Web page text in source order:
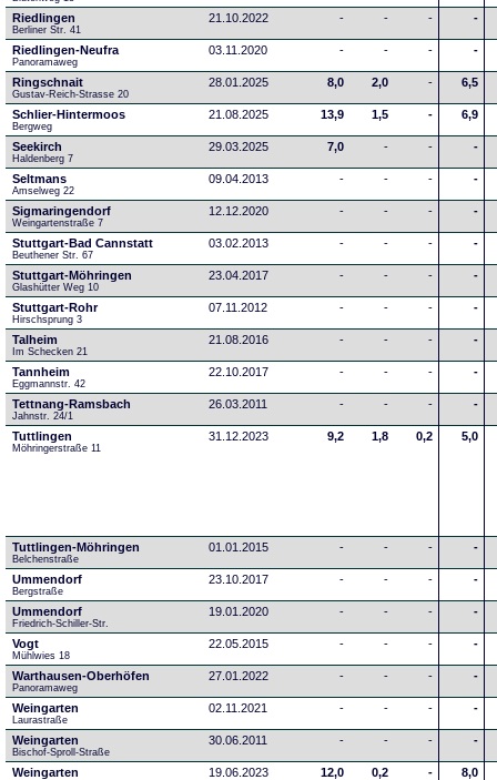
Riedlingen
Berliner Str. 41
21.10.2022 - - - -
Riedlingen-Neufra
Panoramaweg
03.11.2020 - - - -
Ringschnait
Gustav-Reich-Strasse 20
28.01.2025 8,0 2,0 - 6,5
Schlier-Hintermoos
Bergweg
21.08.2025 13,9 1,5 - 6,9
Seekirch
Haldenberg 7
29.03.2025 7,0 - - -
Seltmans
Amselweg 22
09.04.2013 - - - -
Sigmaringendorf
Weingartenstraße 7
12.12.2020 - - - -
Stuttgart-Bad Cannstatt
Beuthener Str. 67
03.02.2013 - - - -
Stuttgart-Möhringen
Glashütter Weg 10
23.04.2017 - - - -
Stuttgart-Rohr
Hirschsprung 3
07.11.2012 - - - -
Talheim
Im Schecken 21
21.08.2016 - - - -
Tannheim
Eggmannstr. 42
22.10.2017 - - - -
Tettnang-Ramsbach
Jahnstr. 24/1
26.03.2011 - - - -
Tuttlingen
Möhringerstraße 11
31.12.2023 9,2 1,8 0,2 5,0
Tuttlingen-Möhringen
Belchenstraße
01.01.2015 - - - -
Ummendorf
Bergstraße
23.10.2017 - - - -
Ummendorf
Friedrich-Schiller-Str.
19.01.2020 - - - -
Vogt
Mühlwies 18
22.05.2015 - - - -
Warthausen-Oberhöfen
Panoramaweg
27.01.2022 - - - -
Weingarten
Laurastraße
02.11.2021 - - - -
Weingarten
Bischof-Sproll-Straße
30.06.2011 - - - -
Weingarten 19.06.2023 12,0 0,2 - 8,0